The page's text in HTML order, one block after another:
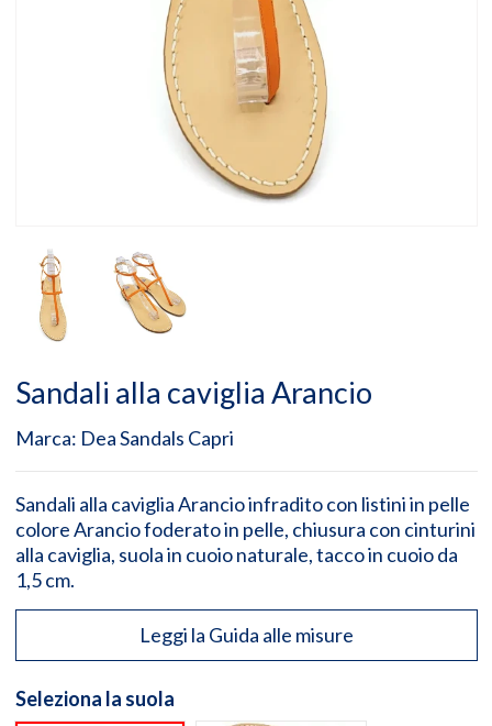
Sandali alla caviglia Arancio
Marca: Dea Sandals Capri
Sandali alla caviglia Arancio infradito con listini in pelle
colore Arancio foderato in pelle, chiusura con cinturini
alla caviglia, suola in cuoio naturale, tacco in cuoio da
1,5 cm.
Leggi la Guida alle misure
Seleziona la suola